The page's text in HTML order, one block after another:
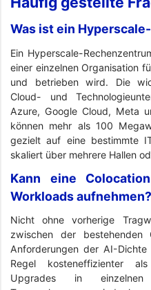
Was ist ein
Ein Hyperscale-
einer einzelnen Organisation
und betrieben wird. Die
Cloud- und
Azure, Google Cloud, Meta
können mehr als 100
gezielt auf eine bestimmte
skaliert über mehrere Hallen
Kann eine
Workloads aufnehmen?
Nicht ohne vorherige
zwischen der bestehenden
Anforderungen der AI-
Regel kosteneffizienter
Upgrades in